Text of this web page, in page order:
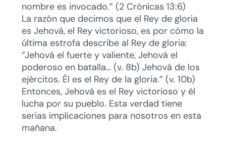
nombre es invocado.” (2 Crónicas 13:6)
La razón que decimos que el Rey de gloria
es Jehová, el Rey victorioso, es por cómo la
última estrofa describe al Rey de gloria:
“Jehová el fuerte y valiente, Jehová el
poderoso en batalla… (v. 8b) Jehová de los
ejércitos. Él es el Rey de la gloria.” (v. 10b)
Entonces, Jehová es el Rey victorioso y él
lucha por su pueblo. Esta verdad tiene
serias implicaciones para nosotros en esta
mañana.